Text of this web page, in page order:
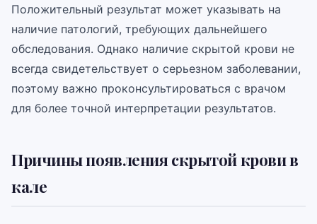
Положительный результат может указывать на
наличие патологий, требующих дальнейшего
обследования. Однако наличие скрытой крови не
всегда свидетельствует о серьезном заболевании,
поэтому важно проконсультироваться с врачом
для более точной интерпретации результатов.
Причины появления скрытой крови в
кале